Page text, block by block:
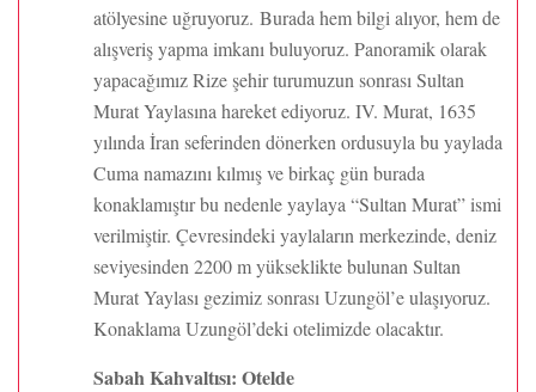
atölyesine uğruyoruz. Burada hem bilgi alıyor, hem de
alışveriş yapma imkanı buluyoruz. Panoramik olarak
yapacağımız Rize şehir turumuzun sonrası Sultan
Murat Yaylasına hareket ediyoruz. IV. Murat, 1635
yılında İran seferinden dönerken ordusuyla bu yaylada
Cuma namazını kılmış ve birkaç gün burada
konaklamıştır bu nedenle yaylaya “Sultan Murat” ismi
verilmiştir. Çevresindeki yaylaların merkezinde, deniz
seviyesinden 2200 m yükseklikte bulunan Sultan
Murat Yaylası gezimiz sonrası Uzungöl’e ulaşıyoruz.
Konaklama Uzungöl’deki otelimizde olacaktır.
Sabah Kahvaltısı: Otelde